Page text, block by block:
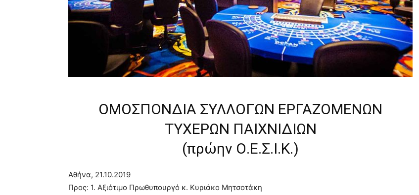
ΟΜΟΣΠΟΝΔΙΑ ΣΥΛΛΟΓΩΝ ΕΡΓΑΖΟΜΕΝΩΝ
ΤΥΧΕΡΩΝ ΠΑΙΧΝΙΔΙΩΝ
(πρώην Ο.Ε.Σ.Ι.Κ.)
Αθήνα, 21.10.2019
Προς: 1. Αξιότιμο Πρωθυπουργό κ. Κυριάκο Μητσοτάκη